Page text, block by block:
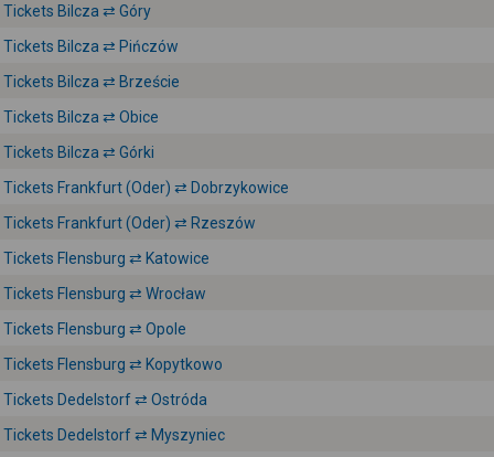
Tickets Bilcza ⇄ Góry
Tickets Bilcza ⇄ Pińczów
Tickets Bilcza ⇄ Brzeście
Tickets Bilcza ⇄ Obice
Tickets Bilcza ⇄ Górki
Tickets Frankfurt (Oder) ⇄ Dobrzykowice
Tickets Frankfurt (Oder) ⇄ Rzeszów
Tickets Flensburg ⇄ Katowice
Tickets Flensburg ⇄ Wrocław
Tickets Flensburg ⇄ Opole
Tickets Flensburg ⇄ Kopytkowo
Tickets Dedelstorf ⇄ Ostróda
Tickets Dedelstorf ⇄ Myszyniec